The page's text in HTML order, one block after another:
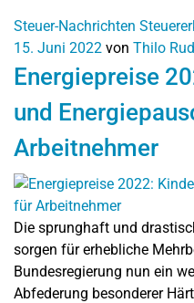
Steuer-Nachrichten
15. Juni 2022 von Thilo
Energiepreise
und
Arbeitnehmer
Die sprunghaft und
sorgen für erhebliche
Bundesregierung nun ein
Abfederung besonderer